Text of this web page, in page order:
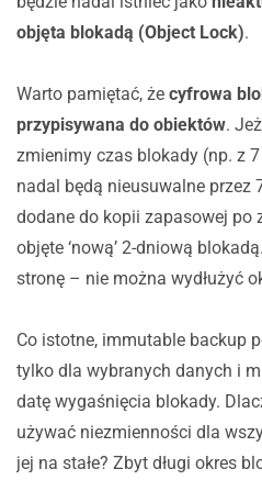
objęta blokadą (Object Lock).
Warto pamiętać, że cyfrowa
przypisywana do obiektów.
zmienimy czas blokady (np. z 7
nadal będą nieusuwalne przez
dodane do kopii zapasowej po
objęte ‘nową’ 2-dniową
stronę – nie można wydłużyć
Co istotne, immutable backup
tylko dla wybranych danych i
datę wygaśnięcia blokady.
używać niezmienności dla
jej na stałe? Zbyt długi okres